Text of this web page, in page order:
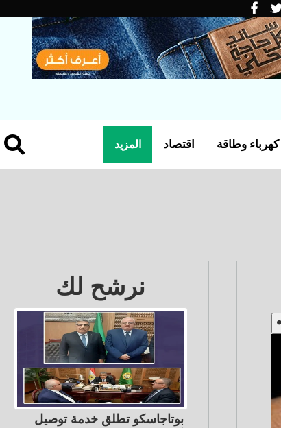
المزيد اقتصاد كهرباء وطاقة
نرشح لك
بوتاجاسكو تطلق خدمة توصيل